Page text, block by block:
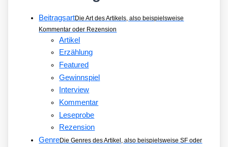
BeitragsartDie Art des Artikels, also beispielsweise
Kommentar oder Rezension
Artikel
Erzählung
Featured
Gewinnspiel
Interview
Kommentar
Leseprobe
Rezension
GenreDie Genres des Artikel, also beispielsweise SF oder